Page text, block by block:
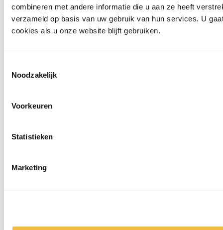
combineren met andere informatie die u aan ze heeft
verzameld op basis van uw gebruik van hun services. U
cookies als u onze website blijft gebruiken.
Noodzakelijk
Voorkeuren
Statistieken
Marketing